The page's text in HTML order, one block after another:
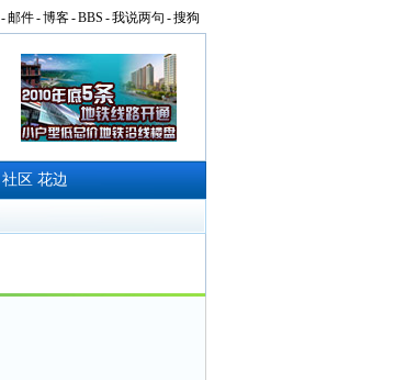
-邮件-博客-BBS -我说两句 -搜狗
社区 花边